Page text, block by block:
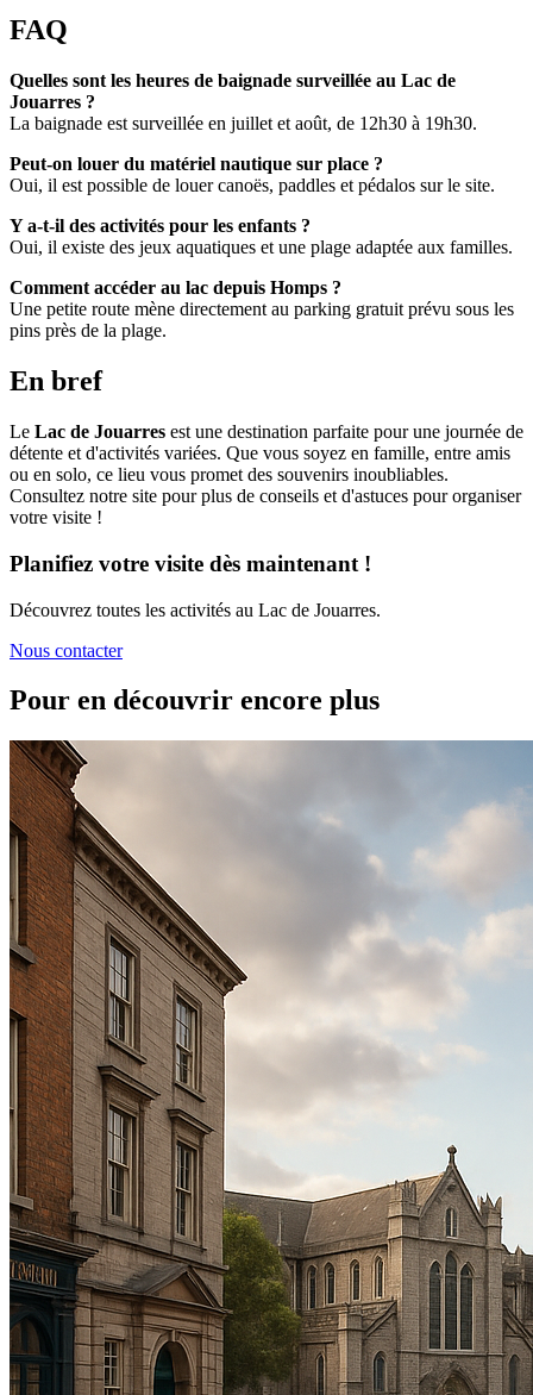
FAQ
Quelles sont les heures de baignade surveillée au Lac de
Jouarres ?
La baignade est surveillée en juillet et août, de 12h30 à 19h30.
Peut-on louer du matériel nautique sur place ?
Oui, il est possible de louer canoës, paddles et pédalos sur le site.
Y a-t-il des activités pour les enfants ?
Oui, il existe des jeux aquatiques et une plage adaptée aux familles.
Comment accéder au lac depuis Homps ?
Une petite route mène directement au parking gratuit prévu sous les
pins près de la plage.
En bref
Le Lac de Jouarres est une destination parfaite pour une journée de
détente et d'activités variées. Que vous soyez en famille, entre amis
ou en solo, ce lieu vous promet des souvenirs inoubliables.
Consultez notre site pour plus de conseils et d'astuces pour organiser
votre visite !
Planifiez votre visite dès maintenant !
Découvrez toutes les activités au Lac de Jouarres.
Nous contacter
Pour en découvrir encore plus